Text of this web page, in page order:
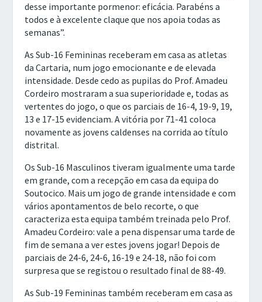
desse importante pormenor: eficácia. Parabéns a
todos e à excelente claque que nos apoia todas as
semanas”.
As Sub-16 Femininas receberam em casa as atletas
da Cartaria, num jogo emocionante e de elevada
intensidade. Desde cedo as pupilas do Prof. Amadeu
Cordeiro mostraram a sua superioridade e, todas as
vertentes do jogo, o que os parciais de 16-4, 19-9, 19,
13 e 17-15 evidenciam. A vitória por 71-41 coloca
novamente as jovens caldenses na corrida ao título
distrital.
Os Sub-16 Masculinos tiveram igualmente uma tarde
em grande, com a recepção em casa da equipa do
Soutocico. Mais um jogo de grande intensidade e com
vários apontamentos de belo recorte, o que
caracteriza esta equipa também treinada pelo Prof.
Amadeu Cordeiro: vale a pena dispensar uma tarde de
fim de semana a ver estes jovens jogar! Depois de
parciais de 24-6, 24-6, 16-19 e 24-18, não foi com
surpresa que se registou o resultado final de 88-49.
As Sub-19 Femininas também receberam em casa as